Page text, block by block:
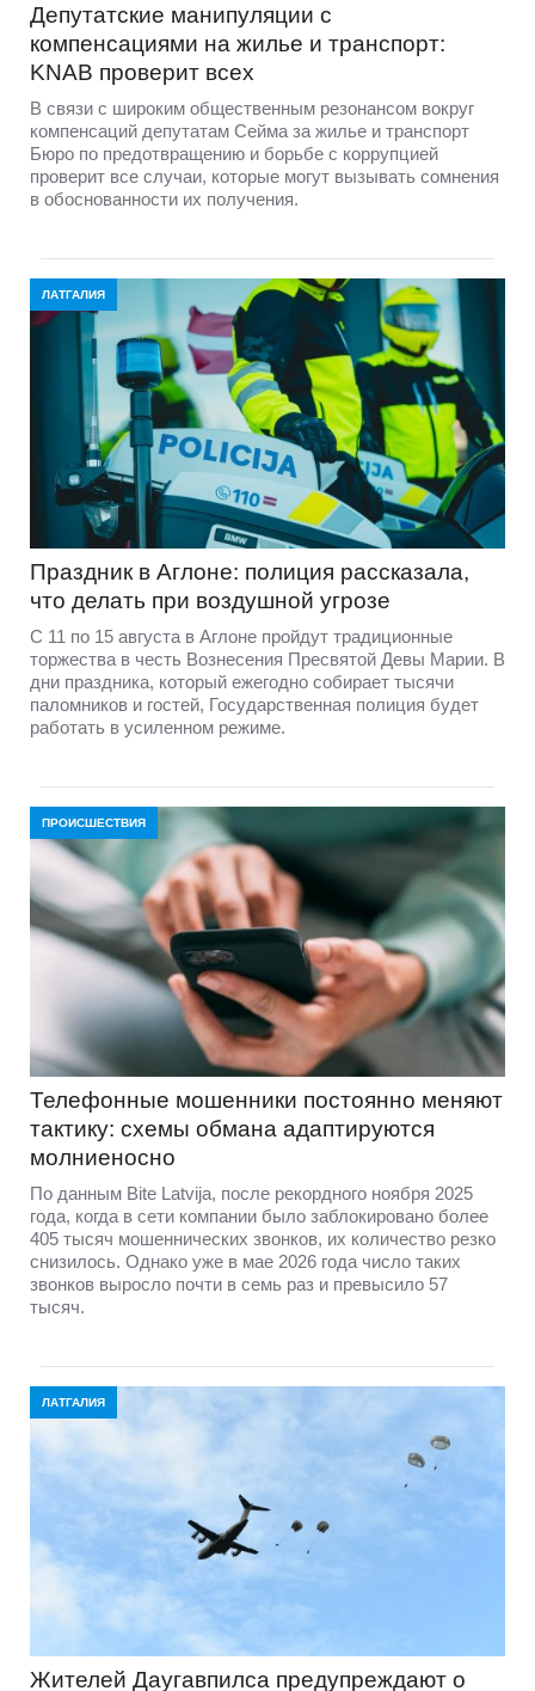
Депутатские манипуляции с
компенсациями на жилье и транспорт:
KNAB проверит всех
В связи с широким общественным резонансом вокруг
компенсаций депутатам Сейма за жилье и транспорт
Бюро по предотвращению и борьбе с коррупцией
проверит все случаи, которые могут вызывать сомнения
в обоснованности их получения.
ЛАТГАЛИЯ
Праздник в Аглоне: полиция рассказала,
что делать при воздушной угрозе
С 11 по 15 августа в Аглоне пройдут традиционные
торжества в честь Вознесения Пресвятой Девы Марии. В
дни праздника, который ежегодно собирает тысячи
паломников и гостей, Государственная полиция будет
работать в усиленном режиме.
ПРОИСШЕСТВИЯ
Телефонные мошенники постоянно меняют
тактику: схемы обмана адаптируются
молниеносно
По данным Bite Latvija, после рекордного ноября 2025
года, когда в сети компании было заблокировано более
405 тысяч мошеннических звонков, их количество резко
снизилось. Однако уже в мае 2026 года число таких
звонков выросло почти в семь раз и превысило 57
тысяч.
ЛАТГАЛИЯ
Жителей Даугавпилса предупреждают о